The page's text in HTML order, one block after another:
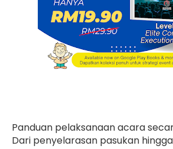
Panduan pelaksanaan acara
Dari penyelarasan pasukan